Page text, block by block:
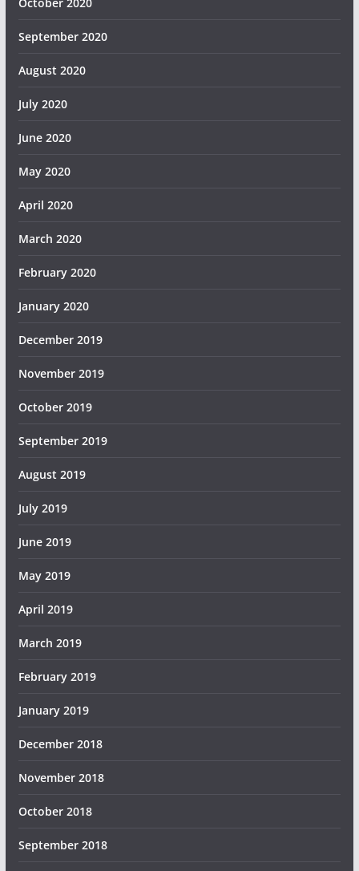
September 2020
August 2020
July 2020
June 2020
May 2020
April 2020
March 2020
February 2020
January 2020
December 2019
November 2019
October 2019
September 2019
August 2019
July 2019
June 2019
May 2019
April 2019
March 2019
February 2019
January 2019
December 2018
November 2018
October 2018
September 2018